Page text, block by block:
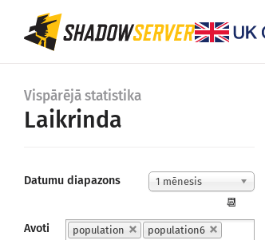
Vispārējā statistika
Laikrinda
Datumu diapazons 1 mēnesis
📆
Avoti
population
population6